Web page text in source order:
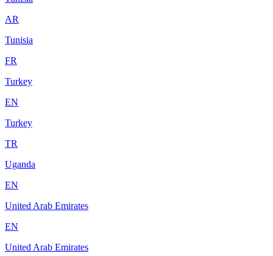
AR
Tunisia
FR
Turkey
EN
Turkey
TR
Uganda
EN
United Arab Emirates
EN
United Arab Emirates